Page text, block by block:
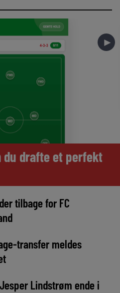
►
du drafte et perfekt
tilbage for FC
transfer meldes
Lindstrøm ende i